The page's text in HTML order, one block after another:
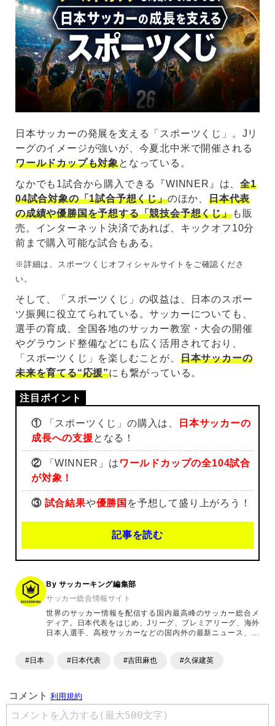
日本サッカーの発展を支える「スポーツくじ」。Jリ
ーグのイメージが強いが、今夏北中米で開催される
ワールドカップも対象となっている。
なかでも1試合から購入できる『WINNER』は、全1
04試合対象の「1試合予想くじ」のほか、日本代表
の成績や優勝国を予想する「競技会予想くじ」も販
売。インターネット決済であれば、キックオフ10分
前まで購入可能な試合もある。
※詳細は、スポーツくじオフィシャルサイトをご確認くださ
い。
そして、「スポーツくじ」の収益は、日本のスポー
ツ振興に役立てられている。サッカーについても、
選手の育成、全国各地のサッカー教室・大会の開催
やグラウンド整備などにも広く活用されており、
「スポーツくじ」を楽しむことが、 日本サッカーの
未来を育てる“応援”にも繋がっている。
①「スポーツくじ」の購入は、
日本サッカーの
成長への支援となる！
②「WINNER」は ワールドカップの全104試合
が対象！
③ 試合結果や優勝国 を予想して盛り上がろう！
記事を読む
By サッカーキング編集部
サッカー総合情報サイト
世界のサッカー情報を配信する国内最高峰のサッカー総合メ
ディア。日本代表をはじめ、Jリーグ、プレミアリーグ、海外
日本人選手、高校サッカーなどの国内外の最新ニュース、コ
ます。「X」「Instagram」「YouTube」「TikTok」など、
#日本 #日本代表 #吉田麻也 #久保建英